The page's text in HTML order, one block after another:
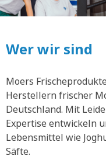
Wer wir sind
Moers
Herstellern frischer
Deutschland. Mit
Expertise entwickeln
Lebensmittel wie
Säfte.